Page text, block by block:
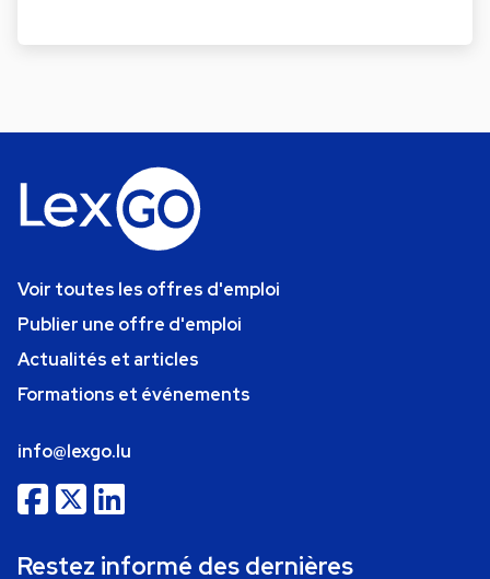
Voir toutes les offres d'emploi
Publier une offre d'emploi
Actualités et articles
Formations et événements
info@lexgo.lu
Restez informé des dernières